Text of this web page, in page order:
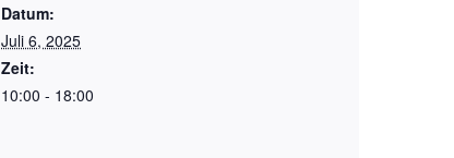
Datum:
Juli 6, 2025
Zeit:
10:00 - 18:00